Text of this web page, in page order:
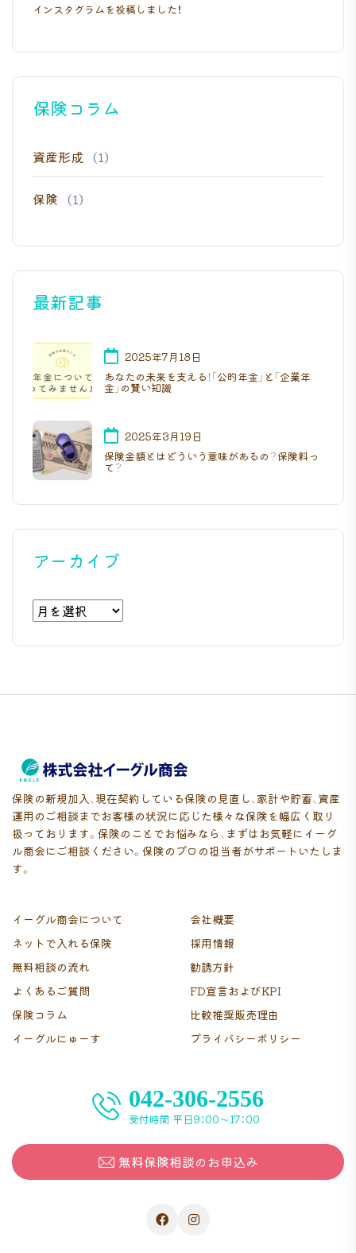
インスタグラムを投稿しました！
保険コラム
資産形成 (1)
保険 (1)
最新記事
2025年7月18日
あなたの未来を支える！「公的年金」と「企業年
金」の賢い知識
2025年3月19日
保険金額とはどういう意味があるの？保険料っ
て？
アーカイブ
ア
ー
カ
保険の新規加入、現在契約している保険の見直し、家計や貯蓄、資産
運用のご相談までお客様の状況に応じた様々な保険を幅広く取り
扱っております。保険のことでお悩みなら、まずはお気軽にイーグ
ル商会にご相談ください。保険のプロの担当者がサポートいたしま
す。
イーグル商会について
ネットで入れる保険
無料相談の流れ
よくあるご質問
保険コラム
イーグルにゅーす
会社概要
採用情報
勧誘方針
FD宣言およびKPI
比較推奨販売理由
プライバシーポリシー
042-306-2556
受付時間 平日9：00〜17：00
無料保険相談のお申込み